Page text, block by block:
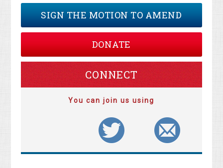
SIGN THE MOTION TO AMEND
DONATE
CONNECT
You can join us using